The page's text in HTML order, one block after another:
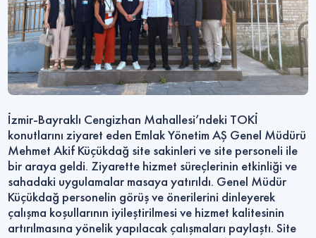
İzmir-Bayraklı Cengizhan Mahallesi’ndeki TOKİ
konutlarını ziyaret eden Emlak Yönetim AŞ Genel Müdürü
Mehmet Akif Küçükdağ site sakinleri ve site personeli ile
bir araya geldi. Ziyarette hizmet süreçlerinin etkinliği ve
sahadaki uygulamalar masaya yatırıldı. Genel Müdür
Küçükdağ personelin görüş ve önerilerini dinleyerek
çalışma koşullarının iyileştirilmesi ve hizmet kalitesinin
artırılmasına yönelik yapılacak çalışmaları paylaştı. Site